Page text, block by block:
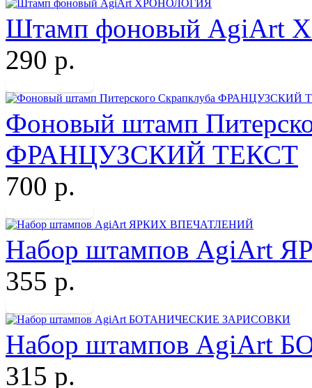
Штамп фоновый AgiArt
290 р.
Фоновый штамп
ФРАНЦУЗСКИЙ ТЕКСТ
700 р.
Набор штампов AgiArt
355 р.
Набор штампов
315 р.